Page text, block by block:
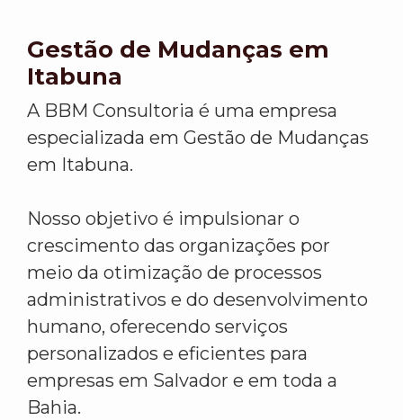
Gestão de Mudanças em
Itabuna
A BBM Consultoria é uma empresa
especializada em Gestão de Mudanças
em Itabuna.
Nosso objetivo é impulsionar o
crescimento das organizações por
meio da otimização de processos
administrativos e do desenvolvimento
humano, oferecendo serviços
personalizados e eficientes para
empresas em Salvador e em toda a
Bahia.